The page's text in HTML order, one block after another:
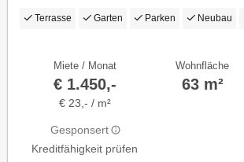
in Steindorf
Terrasse Garten Parken Neubau
Miete / Monat
€ 1.450,-
€ 23,- / m²
Gesponsert
Kreditfähigkeit prüfen
Wohnfläche
63 m²